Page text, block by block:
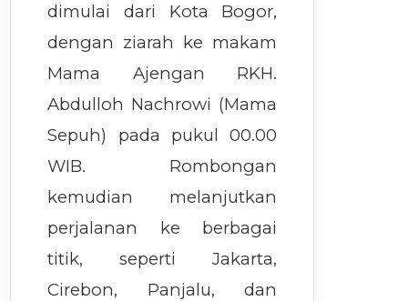
dimulai dari Kota Bogor,
dengan ziarah ke makam
Mama Ajengan RKH.
Abdulloh Nachrowi (Mama
Sepuh) pada pukul 00.00
WIB. Rombongan
kemudian melanjutkan
perjalanan ke berbagai
titik, seperti Jakarta,
Cirebon, Panjalu, dan